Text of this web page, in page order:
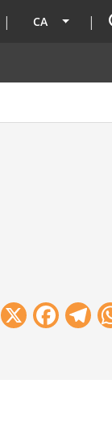
CA Llista
Share
X